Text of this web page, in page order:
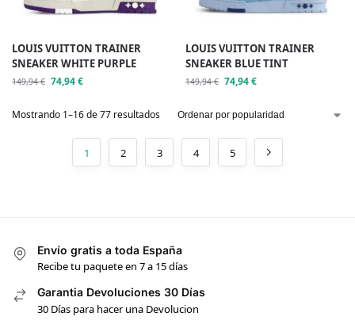
LOUIS VUITTON TRAINER
SNEAKER WHITE PURPLE
149,94€ 74,94€
LOUIS VUITTON TRAINER
SNEAKER BLUE TINT
149,94€ 74,94€
Mostrando 1–16 de 77 resultados
1 2 3 4 5
Envío gratis a toda España
Recibe tu paquete en 7 a 15 días
Garantia Devoluciones 30 Días
30 Días para hacer una Devolucion